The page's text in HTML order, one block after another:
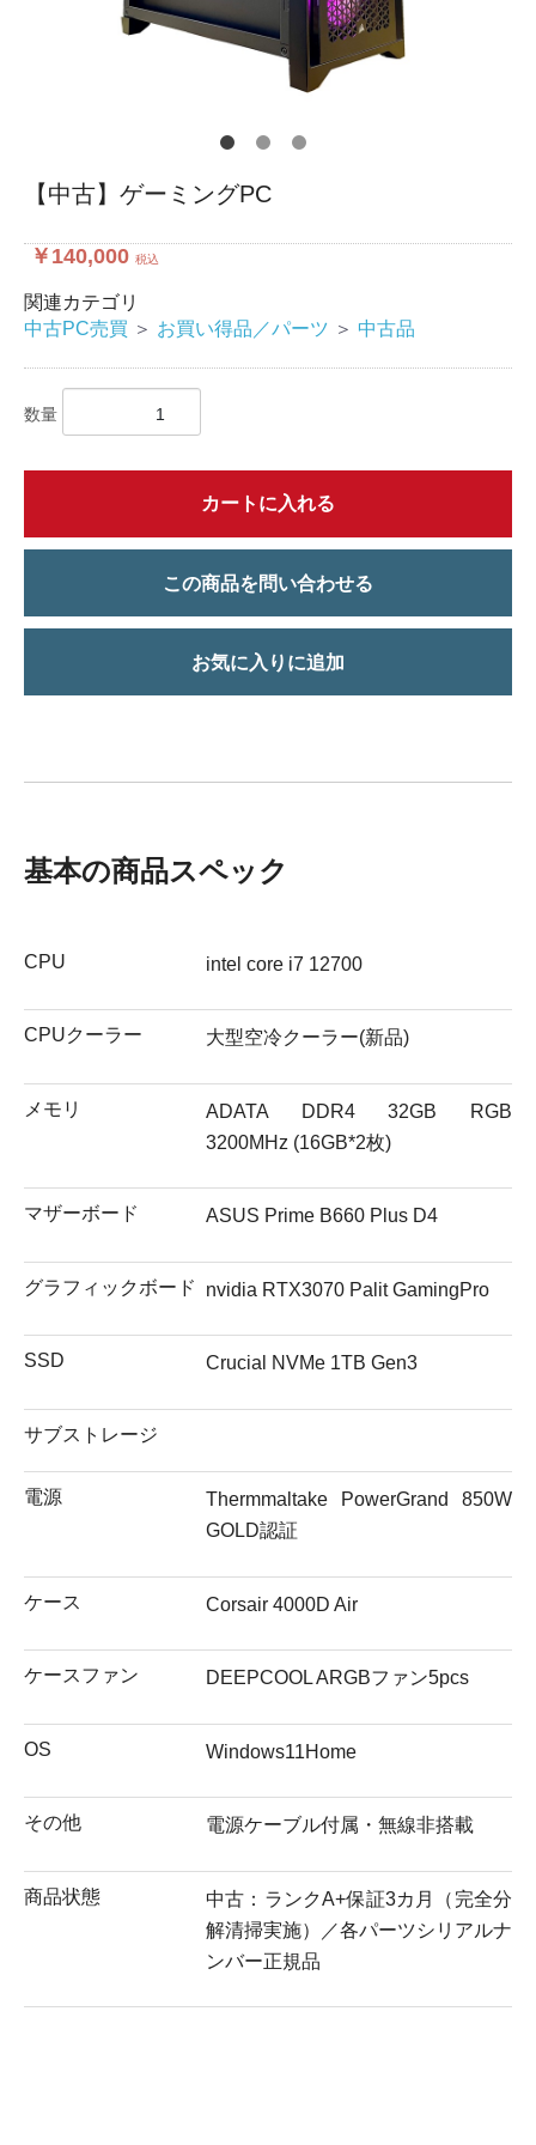
【中古】ゲーミングPC
￥140,000 税込
関連カテゴリ
中古PC売買 ＞ お買い得品／パーツ ＞ 中古品
数量
カートに入れる
この商品を問い合わせる
お気に入りに追加
基本の商品スペック
CPU intel core i7 12700
CPUクーラー 大型空冷クーラー(新品)
メモリ
ADATA DDR4 32GB RGB
3200MHz (16GB*2枚)
マザーボード ASUS Prime B660 Plus D4
グラフィックボード nvidia RTX3070 Palit GamingPro
SSD Crucial NVMe 1TB Gen3
サブストレージ
電源
Thermmaltake PowerGrand 850W
GOLD認証
ケース Corsair 4000D Air
ケースファン DEEPCOOL ARGBファン5pcs
OS Windows11Home
その他 電源ケーブル付属・無線非搭載
商品状態
中古：ランクA+保証3カ月（完全分
解清掃実施）／各パーツシリアルナ
ンバー正規品